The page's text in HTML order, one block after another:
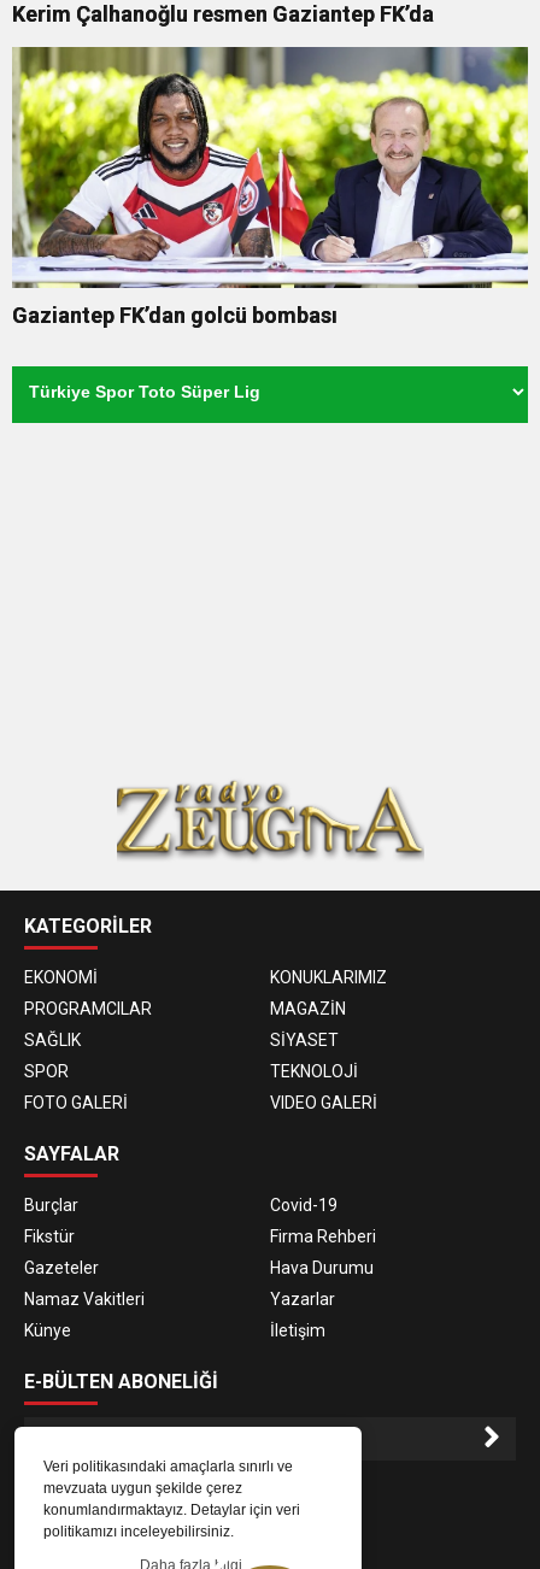
Veri politikasındaki amaçlarla sınırlı ve
mevzuata uygun şekilde çerez
konumlandırmaktayız. Detaylar için veri
politikamızı inceleyebilirsiniz.
Daha fazla bilgi
Kerim Çalhanoğlu resmen Gaziantep FK’da
Gaziantep FK’dan golcü bombası
KATEGORİLER
EKONOMİ
KONUKLARIMIZ
PROGRAMCILAR
MAGAZİN
SAĞLIK
SİYASET
SPOR
TEKNOLOJİ
FOTO GALERİ
VIDEO GALERİ
SAYFALAR
Burçlar
Covid-19
Fikstür
Firma Rehberi
Gazeteler
Hava Durumu
Namaz Vakitleri
Yazarlar
Künye
İletişim
E-BÜLTEN ABONELİĞİ
E-Bülten aboneliği ile haberlere daha hızlı erişin.